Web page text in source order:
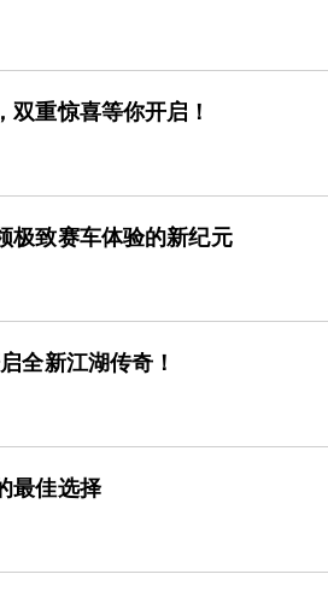
双重惊喜等你开启！
极致赛车体验的新纪元
全新江湖传奇！
最佳选择